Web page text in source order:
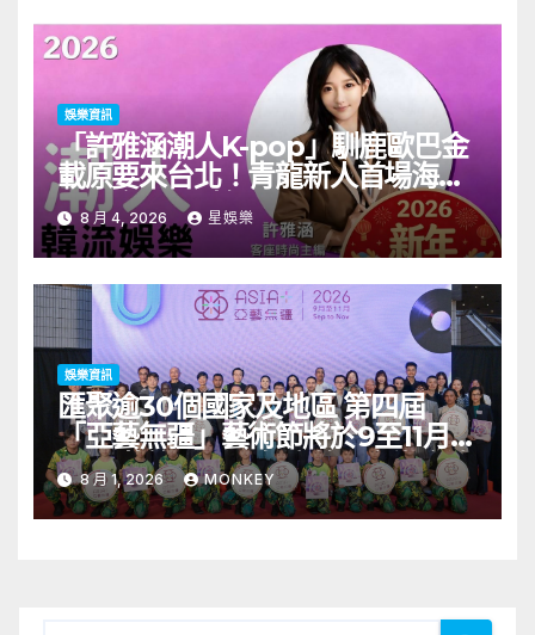
娛樂資訊
「許雅涵潮人K-pop」馴鹿歐巴金
載原要來台北！青龍新人首場海外
見面會8/9開搶
8 月 4, 2026 星娛樂
娛樂資訊
匯聚逾30個國家及地區 第四屆
「亞藝無疆」藝術節將於9至11月舉
行 開幕節目《三角演義》音樂會演
出陣容包括王雙駿夥拍恭碩良 聯同
來自蒙古的Uuhai、韓國的KARDI
8 月 1, 2026 MONKEY